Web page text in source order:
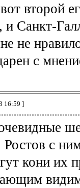
второй
Санкт-
не
с
16:59 ]
Ростов с
кони их